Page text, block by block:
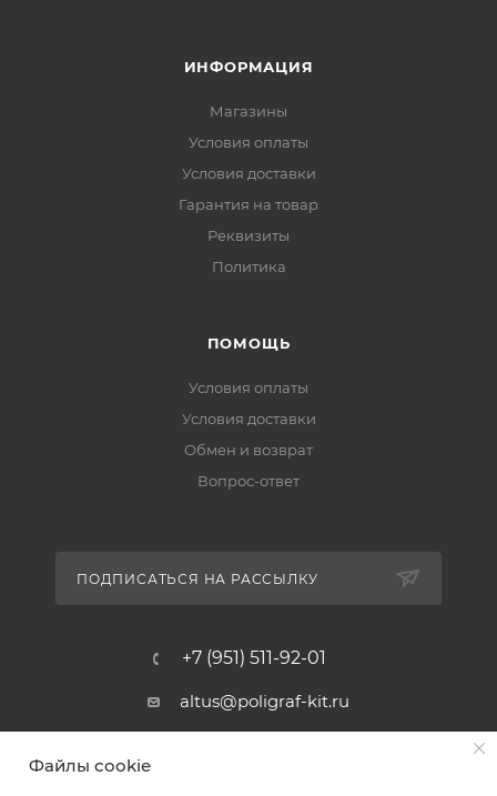
ИНФОРМАЦИЯ
Магазины
Условия оплаты
Условия доставки
Гарантия на товар
Реквизиты
Политика
ПОМОЩЬ
Условия оплаты
Условия доставки
Обмен и возврат
Вопрос-ответ
ПОДПИСАТЬСЯ НА РАССЫЛКУ
+7 (951) 511-92-01
altus@poligraf-kit.ru
Ростовская обл, Аксайский р-н,
Файлы cookie